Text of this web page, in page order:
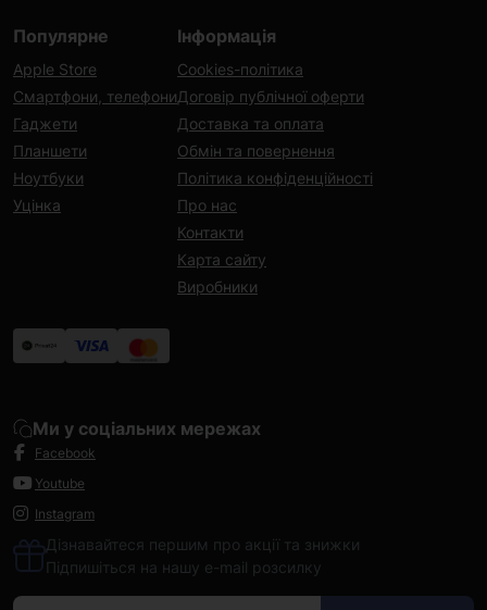
Популярне
Apple Store
Смартфони, телефони
Гаджети
Планшети
Ноутбуки
Уцінка
Інформація
Cookies-політика
Договір публічної оферти
Доставка та оплата
Обмін та повернення
Політика конфіденційності
Про нас
Контакти
Карта сайту
Виробники
Ми у соціальних мережах
Facebook
Youtube
Instagram
Дізнавайтеся першим про акції та знижки
Підпишіться на нашу e-mail розсилку